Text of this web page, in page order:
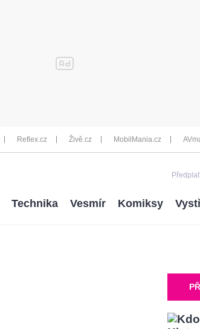
Reflex.cz Živě.cz MobilMania.cz
Technika Vesmír Komiksy